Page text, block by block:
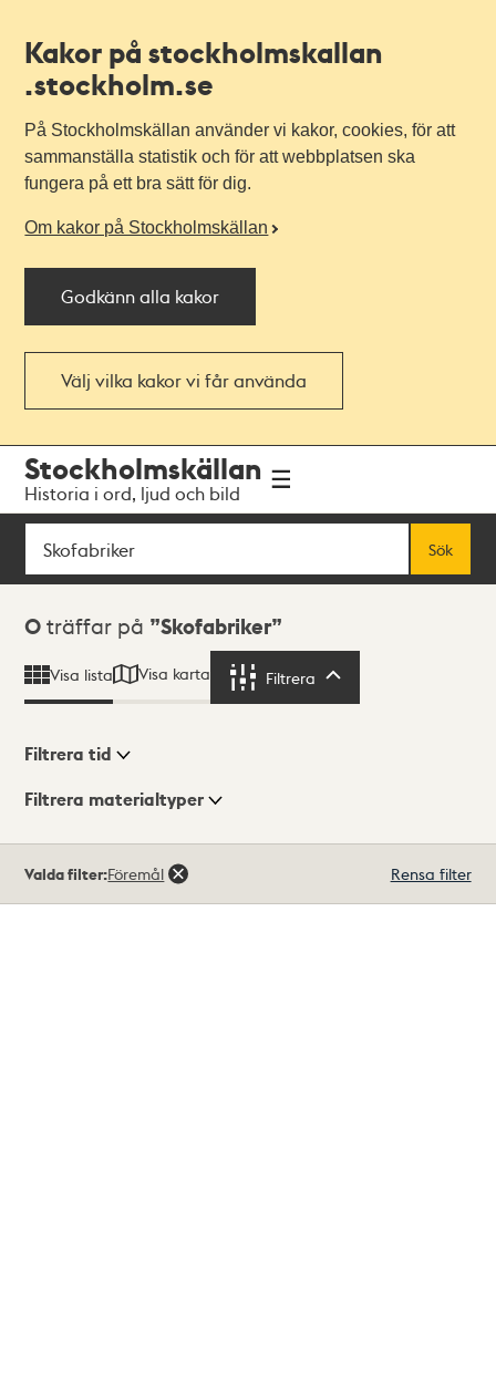
Kakor på stockholmskallan
.stockholm.se
På Stockholmskällan använder vi kakor, cookies, för att
sammanställa statistik och för att webbplatsen ska
fungera på ett bra sätt för dig.
Om kakor på Stockholmskällan
Godkänn alla kakor
Välj vilka kakor vi får använda
navigationen
huvudinnehållet
Stockholmskällan
Historia i ord, ljud och bild
Sök
Sök
Sökresultat
0 träffar på Skofabriker
Visa lista Visa karta Filtrera
Visningsläge
Filtrera tid
Filtrera materialtyper
träffar
Valda filter:Föremål Rensa filter